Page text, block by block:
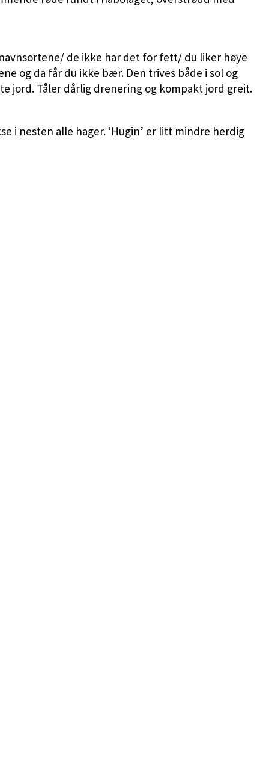
de ikke har det for fett/ du liker høye
og da får du ikke bær. Den trives både i sol og
jord. Tåler dårlig drenering og kompakt jord greit.
i nesten alle hager. ‘Hugin’ er litt mindre herdig